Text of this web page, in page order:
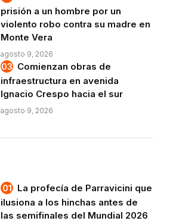
prisión a un hombre por un
violento robo contra su madre en
Monte Vera
agosto 9, 2026
Comienzan obras de
infraestructura en avenida
Ignacio Crespo hacia el sur
agosto 9, 2026
La profecía de Parravicini que
ilusiona a los hinchas antes de
las semifinales del Mundial 2026